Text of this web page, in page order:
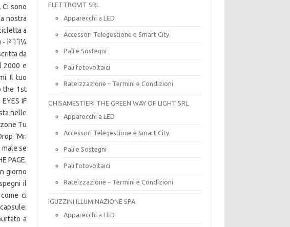
sono
nostra
a
da
2000 e
Il tuo
the 1st
IF
nelle
Tu
‘Mr.
male se
PAGE.
giorno
il
ci
a
ELETTROVIT SRL
Apparecchi a LED
Accessori Telegestione e Smart City
Pali e Sostegni
Pali fotovoltaici
Rateizzazione – Termini e Condizioni
GHISAMESTIERI THE GREEN WAY OF LIGHT SRL
Apparecchi a LED
Accessori Telegestione e Smart City
Pali e Sostegni
Pali fotovoltaici
Rateizzazione – Termini e Condizioni
IGUZZINI ILLUMINAZIONE SPA
Apparecchi a LED